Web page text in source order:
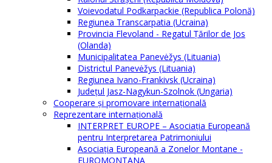
Voievodatul Podkarpackie (Republica Polonă)
Regiunea Transcarpatia (Ucraina)
Provincia Flevoland - Regatul Ţărilor de Jos
(Olanda)
Municipalitatea Panevėžys (Lituania)
Districtul Panevėžys (Lituania)
Regiunea Ivano-Frankivsk (Ucraina)
Judeţul Jasz-Nagykun-Szolnok (Ungaria)
Cooperare şi promovare internaţională
Reprezentare internaţională
INTERPRET EUROPE – Asociația Europeană
pentru Interpretarea Patrimoniului
Asociația Europeană a Zonelor Montane -
EUROMONTANA